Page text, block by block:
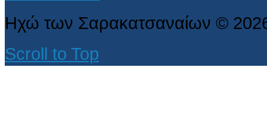
Ηχώ των Σαρακατσαναίων ©
Scroll to Top